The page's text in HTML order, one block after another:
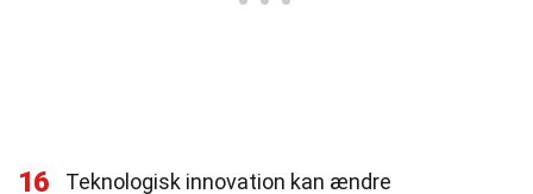
16
Teknologisk innovation kan ændre